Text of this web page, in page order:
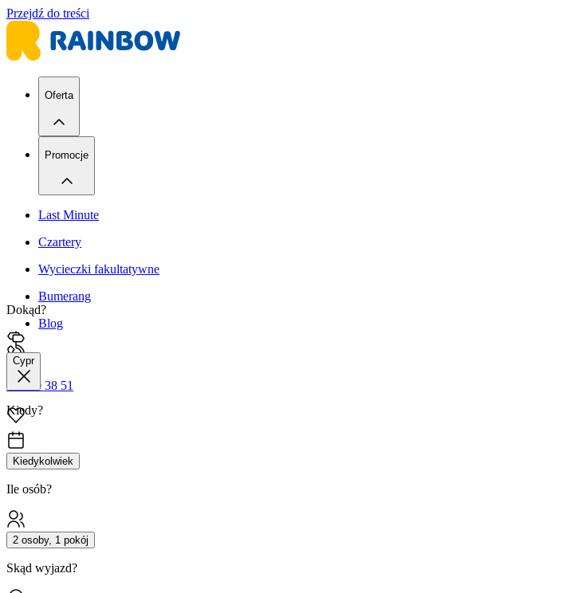
Przejdź do treści
Oferta
Promocje
Last Minute
Czartery
Wycieczki fakultatywne
Bumerang
Blog
42 680 38 51
Dokąd?
Cypr
Kiedy?
Kiedykolwiek
Ile osób?
2 osoby, 1 pokój
Skąd wyjazd?